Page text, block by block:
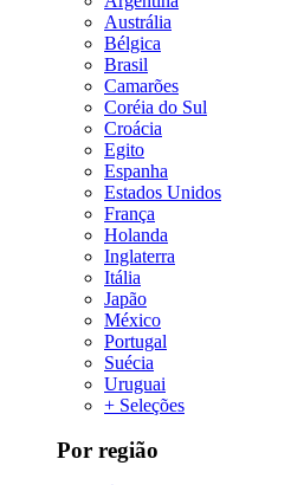
Austrália
Bélgica
Brasil
Camarões
Coréia do Sul
Croácia
Egito
Espanha
Estados Unidos
França
Holanda
Inglaterra
Itália
Japão
México
Portugal
Suécia
Uruguai
+ Seleções
Por região